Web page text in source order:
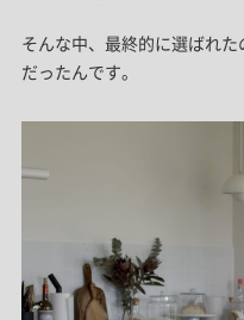
そんな中、最終的に選ばれた
だったんです。